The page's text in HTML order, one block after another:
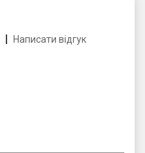
Написати відгук